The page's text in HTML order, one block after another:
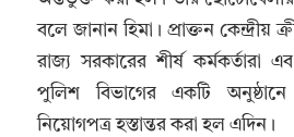
বলে জানান হিমা। প্রাক্তন কেন্দ্রীয়
রাজ্য সরকারের শীর্ষ
পুলিশ বিভাগের একটি
নিয়োগপত্র হস্তান্তর করা হল এদিন।